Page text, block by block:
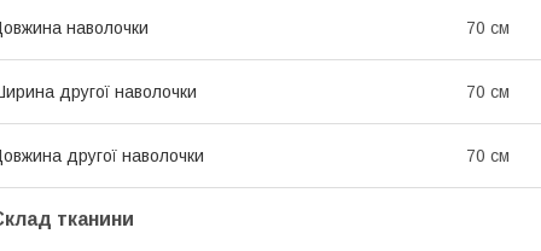
наволочки 70 см
другої наволочки 70 см
другої наволочки 70 см
тканини